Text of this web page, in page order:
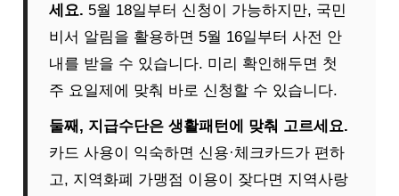
세요. 5월 18일부터 신청이 가능하지만, 국민
비서 알림을 활용하면 5월 16일부터 사전 안
내를 받을 수 있습니다. 미리 확인해두면 첫
주 요일제에 맞춰 바로 신청할 수 있습니다.
둘째, 지급수단은 생활패턴에 맞춰 고르세요.
카드 사용이 익숙하면 신용·체크카드가 편하
고, 지역화폐 가맹점 이용이 잦다면 지역사랑